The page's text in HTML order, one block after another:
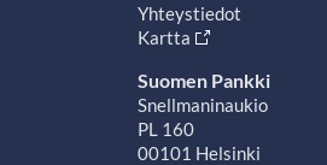
Yhteystiedot
Kartta
Suomen Pankki
Snellmaninaukio
PL 160
00101 Helsinki